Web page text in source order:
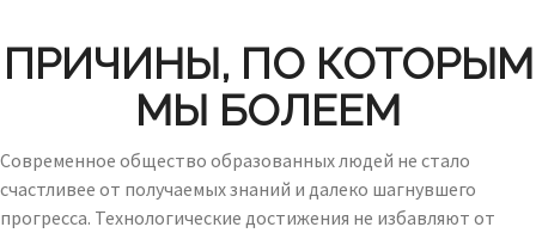
ПРИЧИНЫ, ПО КОТОРЫМ
МЫ БОЛЕЕМ
Современное общество образованных людей не стало
счастливее от получаемых знаний и далеко шагнувшего
прогресса. Технологические достижения не избавляют от